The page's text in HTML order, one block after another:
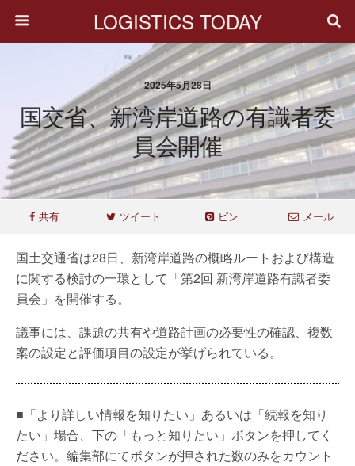
LOGISTICS TODAY
2025年5月28日
国交省、新湾岸道路の有識者委
員会開催
共有 ツイート ピン メール
国土交通省は28日、新湾岸道路の概略ルートおよび構造
に関する検討の一環として「第2回 新湾岸道路有識者委
員会」を開催する。
議事には、課題の共有や道路計画の必要性の確認、複数
案の設定と評価項目の設定が挙げられている。
■「より詳しい情報を知りたい」あるいは「続報を知り
たい」場合、下の「もっと知りたい」ボタンを押してく
ださい。編集部にてボタンが押された数のみをカウント